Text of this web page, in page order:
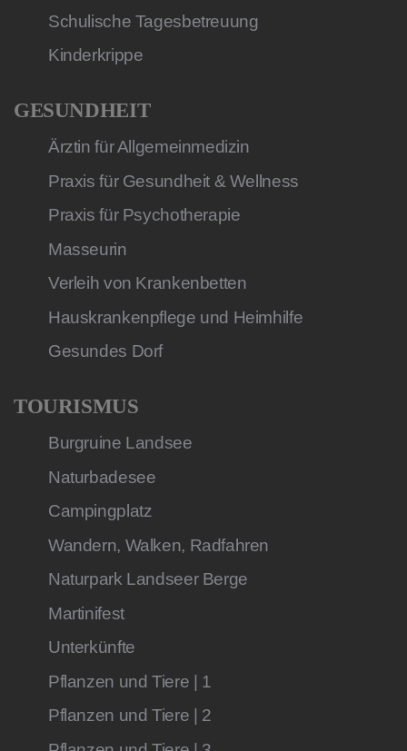
Schulische Tagesbetreuung
Kinderkrippe
GESUNDHEIT
Ärztin für Allgemeinmedizin
Praxis für Gesundheit & Wellness
Praxis für Psychotherapie
Masseurin
Verleih von Krankenbetten
Hauskrankenpflege und Heimhilfe
Gesundes Dorf
TOURISMUS
Burgruine Landsee
Naturbadesee
Campingplatz
Wandern, Walken, Radfahren
Naturpark Landseer Berge
Martinifest
Unterkünfte
Pflanzen und Tiere | 1
Pflanzen und Tiere | 2